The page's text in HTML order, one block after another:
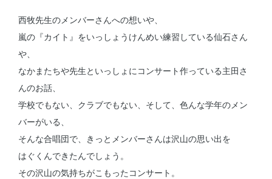
西牧先生のメンバーさんへの想いや、
嵐の『カイト』をいっしょうけんめい練習している仙石さん
や、
なかまたちや先生といっしょにコンサート作っている主田さ
んのお話、
学校でもない、クラブでもない、そして、色んな学年のメン
バーがいる、
そんな合唱団で、きっとメンバーさんは沢山の思い出を
はぐくんできたんでしょう。
その沢山の気持ちがこもったコンサート。